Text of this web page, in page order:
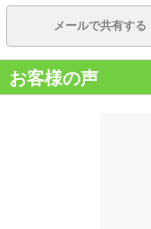
メールで共有する
お客様の声